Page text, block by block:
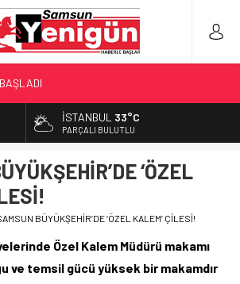
HEDEF 5’İNCİLİK!
YAPIN!’
YAPILAN EN BÜYÜK HATALAR
İSTANBUL 33°C
PARÇALI BULUTLU
‘ÖZEL
BÜYÜKŞEHİR’DE ‘ÖZEL KALEM’ ÇİLESİ!
Özel Kalem Müdürü makamı
ve temsil gücü yüksek bir makamdır